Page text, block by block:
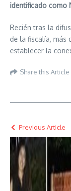
identificado como
Recién tras la
de la fiscalía, más
establecer la
Share this Article
Previous Article